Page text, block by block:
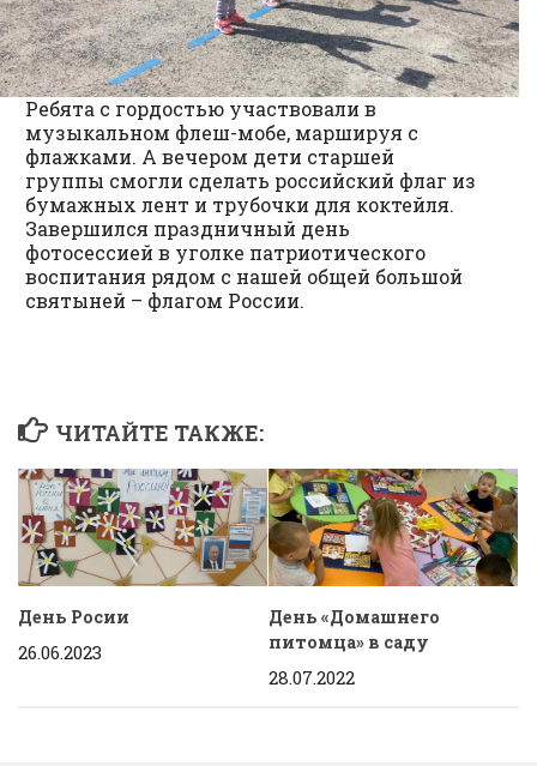
Ребята с гордостью участвовали в
музыкальном флеш-мобе, маршируя с
флажками. А вечером дети старшей
группы смогли сделать российский флаг из
бумажных лент и трубочки для коктейля.
Завершился праздничный день
фотосессией в уголке патриотического
воспитания рядом с нашей общей большой
святыней – флагом России.
ЧИТАЙТЕ ТАКЖЕ:
День Росии
26.06.2023
День «Домашнего
питомца» в саду
28.07.2022